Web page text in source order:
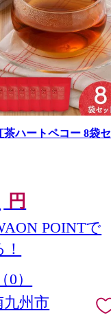
茶ハートペコー 8袋セ
円
POINTで
（0）
九州市